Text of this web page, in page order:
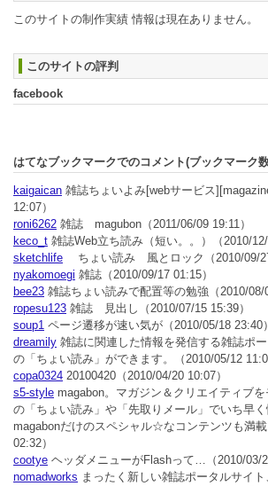
このサイトの制作実績 情報は現在ありません。
このサイトの評判
facebook
はてなブックマークでのコメント(ブックマーク数
kaigaican 雑誌ちょいよみ[webサービス
12:07）
roni6262 雑誌 magubon （2011/06/09 19:11）
keco_t 雑誌Web立ち読み（短い。。）
（2010/
sketchlife ちょい読み 風とロック
（2010/09/
nyakomoegi 雑誌 （2010/09/17 01:15）
bee23 雑誌ちょい読みで配置等の勉強 （2010/08/
ropesu123 雑誌 見出し
（2010/07/15 15:39）
soup1 ページ遷移が速い気が （2010/05/18 23:40）
dreamily 雑誌に関連した情報を発信する雑誌ポ
の「ちょい読み」ができます。
（2010/05/12
copa0324 20100420 （2010/04/20 10:07）
s5-style magabon。マガジン＆クリエイティブ
の「ちょい読み」や「先取りメール」でいち早く
magabonだけのスペシャル☆なコンテンツも満載
02:32）
cootye ヘッダメニューがFlashって… （2010/03/
nomadworks まったく新しい雑誌ポータルサイ